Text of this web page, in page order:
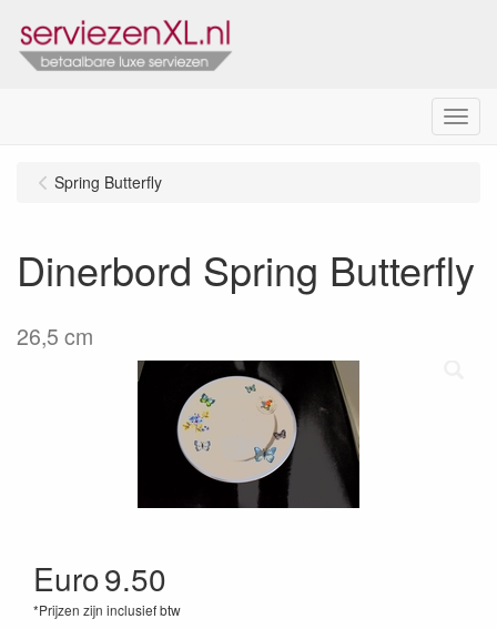
Menu
Spring Butterfly
Dinerbord Spring Butterfly
26,5 cm
Euro9.50
*Prijzen zijn inclusief btw